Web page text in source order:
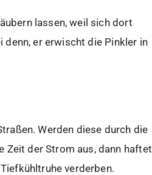
lassen, weil sich dort
er erwischt die Pinkler in
Werden diese durch die
Zeit der Strom aus, dann haftet
verderben.